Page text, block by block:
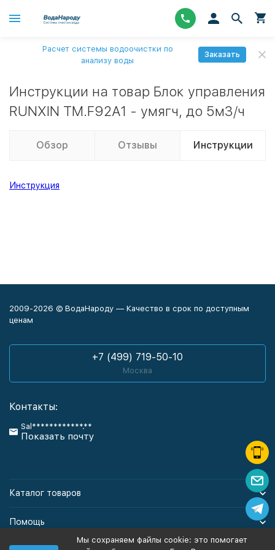
Расчет системы водоочистки по
анализу воды
Заказать
Инструкции на товар Блок управления
RUNXIN ТМ.F92A1 - умягч, до 5м3/ч
Обзор Отзывы Инструкции
Инструкция
2009-2026 © ВодаНароду — Качество в срок по доступным
ценам
+7 (499) 719-50-10
Москва
Контакты:
Sal************.**
Показать почту
Каталог товаров
Помощь
Мы сохраняем файлы cookie: это помогает